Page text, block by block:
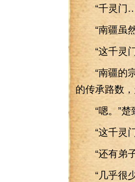
“千灵门…”
“南疆虽然
“这千灵门
“南疆的宗
的传承路数
“嗯。”楚
“这千灵门
“还有弟子
“几乎很少